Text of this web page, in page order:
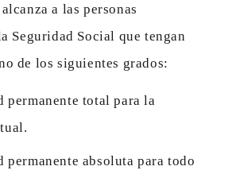
a las personas
Seguridad Social que tengan
de los siguientes grados:
permanente total para la
permanente absoluta para todo